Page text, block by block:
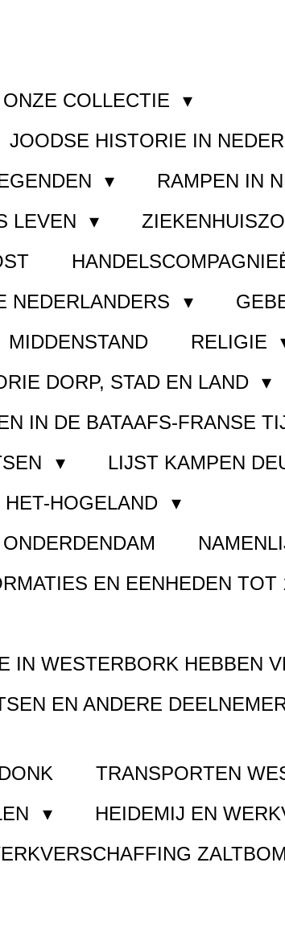
ONZE COLLECTIE
JOODSE HISTORIE IN
RAMPEN IN
LEVEN
NEDERLANDERS
MIDDENSTAND
RELIGIE
DORP, STAD EN LAND
IN DE BATAAFS-FRANSE
LIJST KAMPEN
HOGELAND
EN EENHEDEN
IN WESTERBORK HEBBEN
EN ANDERE
TRANSPORTEN
HEIDEMIJ EN